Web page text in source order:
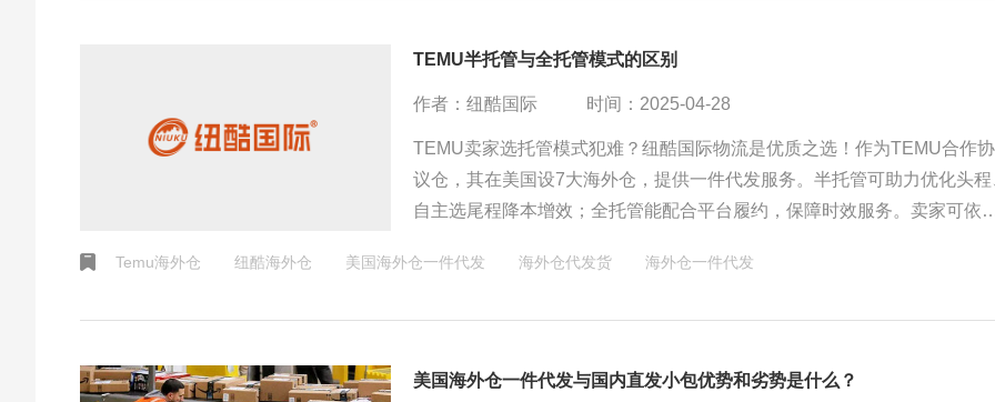
TEMU半托管与全托管模式的区别
作者：纽酷国际 时间：2025-04-28
TEMU卖家选托管模式犯难？纽酷国际物流是优质之选！作为TEMU合作协
议仓，其在美国设7大海外仓，提供一件代发服务。半托管可助力优化头程
自主选尾程降本增效；全托管能配合平台履约，保障时效服务。卖家可依
Temu海外仓 纽酷海外仓 美国海外仓一件代发 海外仓代发货 海外仓一件代发
美国海外仓一件代发与国内直发小包优势和劣势是什么？